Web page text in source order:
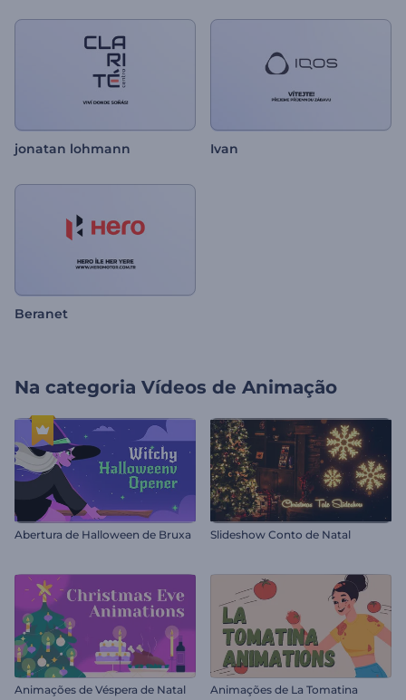
jonatan lohmann Ivan
Beranet
Na categoria Vídeos de Animação
Abertura de Halloween de Bruxa Slideshow Conto de Natal
Animações de Véspera de Natal Animações de La Tomatina